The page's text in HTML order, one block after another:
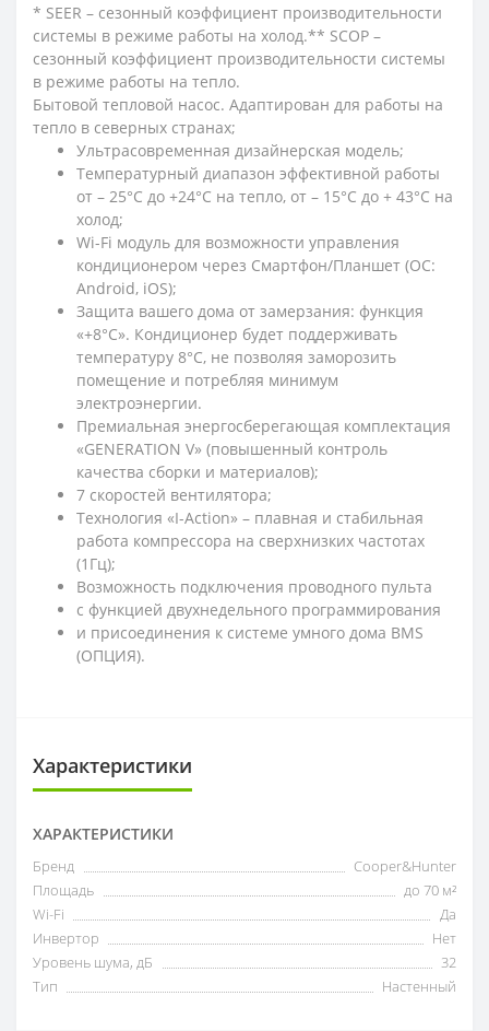
* SEER – сезонный коэффициент производительности
системы в режиме работы на холод.** SCOP –
сезонный коэффициент производительности системы
в режиме работы на тепло.
Бытовой тепловой насос. Адаптирован для работы на
тепло в северных странах;
Ультрасовременная дизайнерская модель;
Температурный диапазон эффективной работы
от – 25°С до +24°С на тепло, от – 15°С до + 43°С на
холод;
Wi-Fi модуль для возможности управления
кондиционером через Смартфон/Планшет (ОС:
Android, iOS);
Защита вашего дома от замерзания: функция
«+8°С». Кондиционер будет поддерживать
температуру 8°С, не позволяя заморозить
помещение и потребляя минимум
электроэнергии.
Премиальная энергосберегающая комплектация
«GENERATION V» (повышенный контроль
качества сборки и материалов);
7 скоростей вентилятора;
Технология «I-Action» – плавная и стабильная
работа компрессора на сверхнизких частотах
(1Гц);
Возможность подключения проводного пульта
с функцией двухнедельного программирования
и присоединения к системе умного дома BMS
(ОПЦИЯ).
Характеристики
ХАРАКТЕРИСТИКИ
Бренд
Cooper&Hunter
Площадь
до 70 м²
Wi-Fi
Да
Инвертор
Нет
Уровень шума, дБ
32
Тип
Настенный